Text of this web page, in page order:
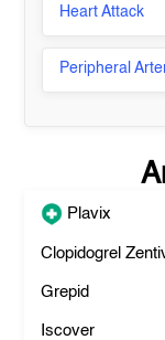
Heart Attack
Peripheral
Plavix
Clopidogrel
Grepid
Iscover